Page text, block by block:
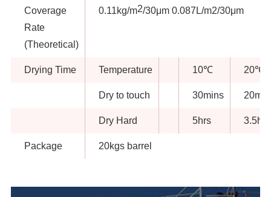
Coverage
Rate
(Theoretical)
0.11kg/m2/30μm 0.087L/m2/30μm
Drying Time Temperature 10℃ 20℃
Dry to touch 30mins
Dry Hard 5hrs 3.5hrs
Package 20kgs barrel